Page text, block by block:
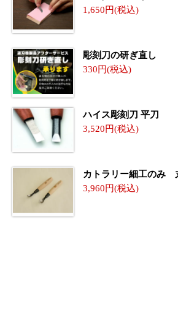
1,650
彫刻刀の研ぎ直し
330
ハイス彫刻刀 平刀
3,520
カトラリー細工のみ
3,960